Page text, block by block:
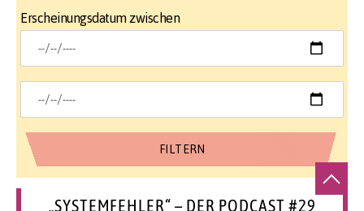
Erscheinungsdatum zwischen
„SYSTEMFEHLER“ – DER PODCAST #29